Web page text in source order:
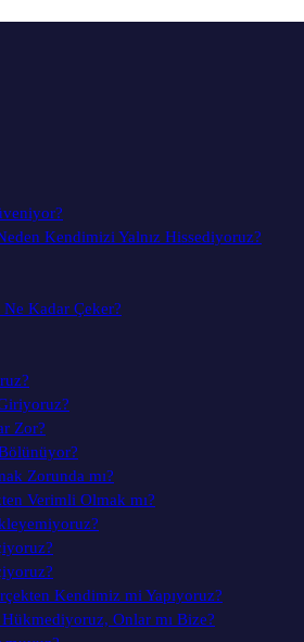
Kendimizi Yalnız Hissediyoruz?
Kadar Çeker?
Zor?
Zorunda mı?
Verimli Olmak mı?
Kendimiz mi Yapıyoruz?
Hükmediyoruz, Onlar mı Bize?